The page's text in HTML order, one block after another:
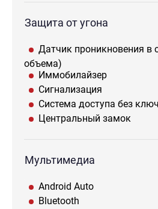
Защита от угона
Датчик проникновения в
объема)
Иммобилайзер
Сигнализация
Система доступа без
Центральный замок
Мультимедиа
Android Auto
Bluetooth